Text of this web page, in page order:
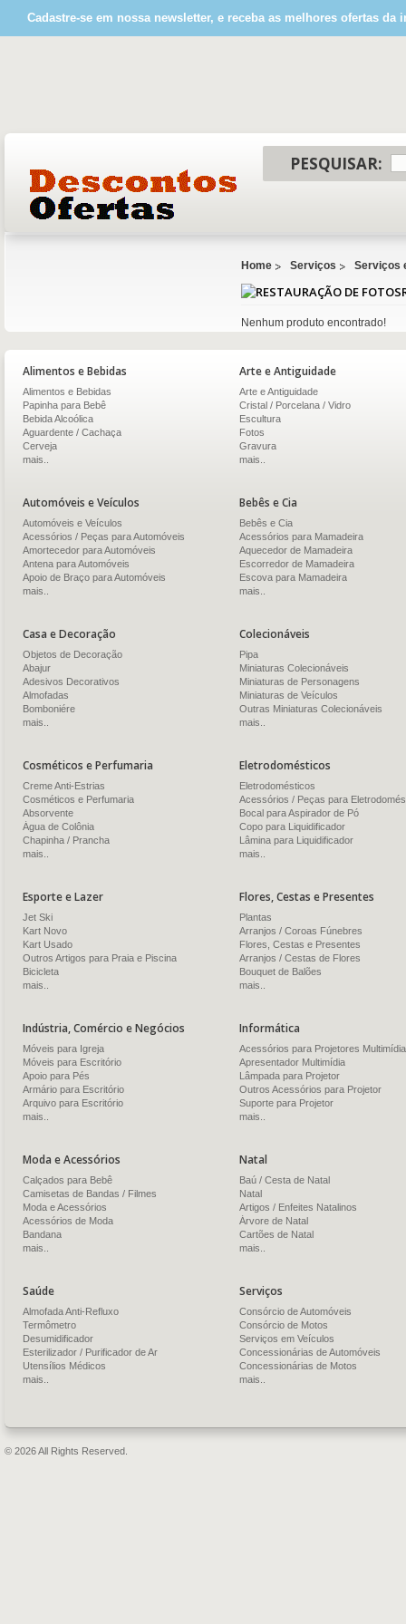
Cadastre-se em nossa newsletter, e receba as melhores ofertas da
PESQUISAR:
Home Serviços Serviços
Nenhum produto encontrado!
Alimentos e Bebidas
Alimentos e Bebidas
Papinha para Bebê
Bebida Alcoólica
Aguardente / Cachaça
Cerveja
mais..
Arte e Antiguidade
Arte e Antiguidade
Cristal / Porcelana / Vidro
Escultura
Fotos
Gravura
mais..
Automóveis e Veículos
Automóveis e Veículos
Acessórios / Peças para Automóveis
Amortecedor para Automóveis
Antena para Automóveis
Apoio de Braço para Automóveis
mais..
Bebês e Cia
Bebês e Cia
Acessórios para Mamadeira
Aquecedor de Mamadeira
Escorredor de Mamadeira
Escova para Mamadeira
mais..
Casa e Decoração
Objetos de Decoração
Abajur
Adesivos Decorativos
Almofadas
Bomboniére
mais..
Colecionáveis
Pipa
Miniaturas Colecionáveis
Miniaturas de Personagens
Miniaturas de Veículos
Outras Miniaturas Colecionáveis
mais..
Cosméticos e Perfumaria
Creme Anti-Estrias
Cosméticos e Perfumaria
Absorvente
Água de Colônia
Chapinha / Prancha
mais..
Eletrodomésticos
Eletrodomésticos
Acessórios / Peças para
Bocal para Aspirador de Pó
Copo para Liquidificador
Lâmina para Liquidificador
mais..
Esporte e Lazer
Jet Ski
Kart Novo
Kart Usado
Outros Artigos para Praia e Piscina
Bicicleta
mais..
Flores, Cestas e Presentes
Plantas
Arranjos / Coroas Fúnebres
Flores, Cestas e Presentes
Arranjos / Cestas de Flores
Bouquet de Balões
mais..
Indústria, Comércio e Negócios
Móveis para Igreja
Móveis para Escritório
Apoio para Pés
Armário para Escritório
Arquivo para Escritório
mais..
Informática
Acessórios para Projetores Multimídia
Apresentador Multimídia
Lâmpada para Projetor
Outros Acessórios para Projetor
Suporte para Projetor
mais..
Moda e Acessórios
Calçados para Bebê
Camisetas de Bandas / Filmes
Moda e Acessórios
Acessórios de Moda
Bandana
mais..
Natal
Baú / Cesta de Natal
Natal
Artigos / Enfeites Natalinos
Árvore de Natal
Cartões de Natal
mais..
Saúde
Almofada Anti-Refluxo
Termômetro
Desumidificador
Esterilizador / Purificador de Ar
Utensílios Médicos
mais..
Serviços
Consórcio de Automóveis
Consórcio de Motos
Serviços em Veículos
Concessionárias de Automóveis
Concessionárias de Motos
mais..
© 2026 All Rights Reserved.